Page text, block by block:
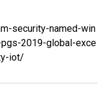
security-named-win
2019-global-exce
iot/